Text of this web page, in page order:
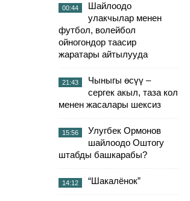
00:44
Шайлоодо
улакчылар менен
футбол, волейбол
ойногондор таасир
жаратары айтылууда
21:43
Чыныгы өсүү –
сергек акыл, таза кол
менен жасалары шексиз
15:56
Улугбек Ормонов
шайлоодо Оштогу
штабды башкарабы?
14:12 “Шакалёнок”